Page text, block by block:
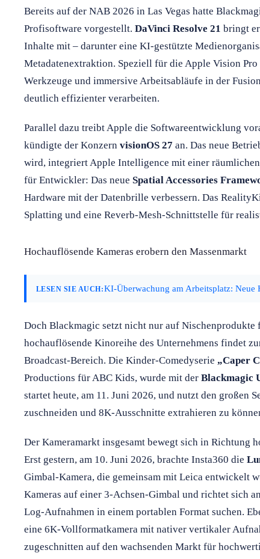
Bereits auf der NAB 2026 in Las Vegas hatte
Profisoftware vorgestellt. DaVinci Resolve 21 bringt
Inhalte mit – darunter eine KI-gestützte
Metadatenextraktion. Speziell für die Apple Vision Pro
Werkzeuge und immersive Arbeitsabläufe in der
deutlich effizienter verarbeiten.
Parallel dazu treibt Apple die Softwareentwicklung
kündigte der Konzern visionOS 27 an. Das neue
wird, integriert Apple Intelligence mit einer
für Entwickler: Das neue Spatial Accessories
Hardware mit der Datenbrille verbessern. Das
Splatting und eine Reverb-Mesh-Schnittstelle für
Hochauflösende Kameras erobern den Massenmarkt
LESEN SIE AUCH:KI-Überwachung am Arbeitsplatz: Neue
Doch Blackmagic setzt nicht nur auf Nischenprodukte
hochauflösende Kinoreihe des Unternehmens findet
Broadcast-Bereich. Die Kinder-Comedyserie „Caper
Productions für ABC Kids, wurde mit der Blackmagic
startet heute, am 11. Juni 2026, und nutzt den großen
zuschneiden und 8K-Ausschnitte extrahieren zu
Der Kameramarkt insgesamt bewegt sich in Richtung
Erst gestern, am 10. Juni 2026, brachte Insta360 die
Gimbal-Kamera, die gemeinsam mit Leica entwickelt
Kameras auf einer 3-Achsen-Gimbal und richtet sich
Log-Aufnahmen in einem portablen Format suchen.
eine 6K-Vollformatkamera mit nativer vertikaler
zugeschnitten auf den wachsenden Markt für